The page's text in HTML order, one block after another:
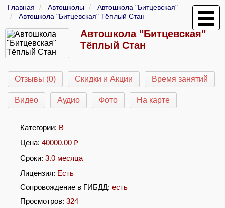
Главная Автошколы
Автошкола "Битцевская"
Автошкола "Битцевская" Тёплый Стан
Автошкола "Битцевская"
Тёплый Стан
Отзывы (0) Скидки и Акции Время занятий
Видео Аудио Фото На карте
Категории: B
Цена: 40000.00 ₽
Сроки: 3.0 месяца
Лицензия: Есть
Сопровождение в ГИБДД: есть
Просмотров: 324